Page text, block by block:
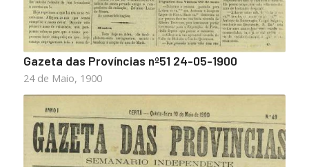
Gazeta das Províncias nº51 24-05-1900
24 de Maio, 1900